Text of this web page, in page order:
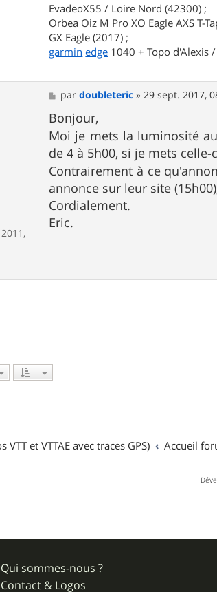
EvadeoX55 / Loire Nord (42300) ;
Orbea Oiz M Pro XO Eagle AXS T-
GX Eagle (2017) ;
garmin edge 1040 + Topo d'Alexis /
M
e
s
s
a
g
e
pardoubleteric »29 sept. 2017,
Bonjour,
Moi je mets la luminosité
de 4 à 5h00, si je mets
Contrairement à ce
annonce sur leur site
Cordialement.
Eric.
VTT et VTTAE avec traces GPS) Accueil
Qui sommes-nous ?
Contact & Logos